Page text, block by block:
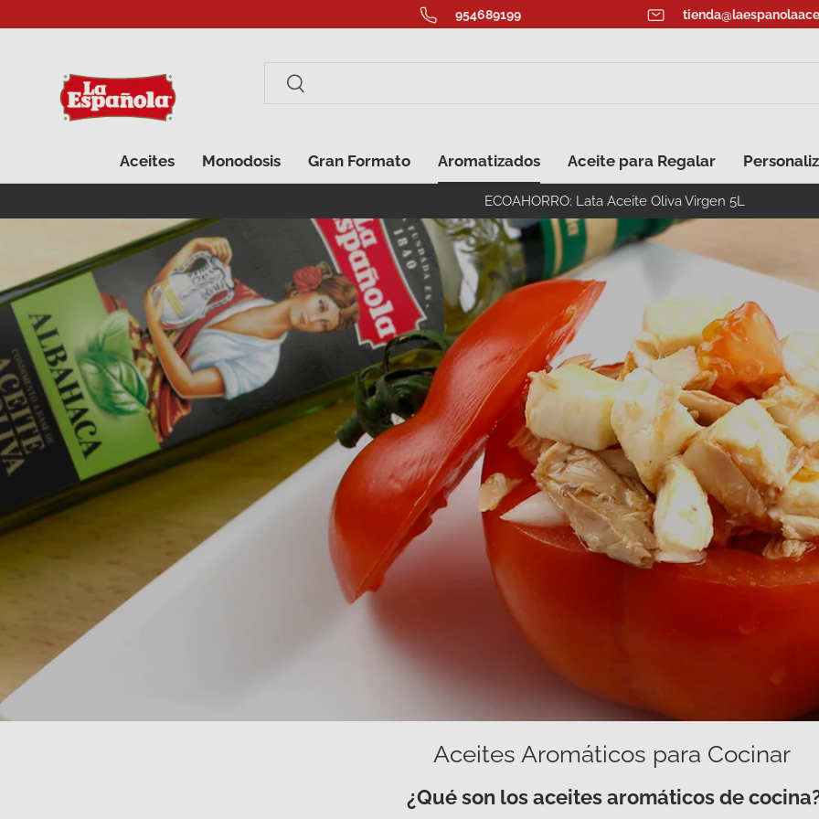
Ir al contenido
954689199
Buscar
Buscar
Aceites Monodosis Gran Formato Aromatizados Aceite para Regalar
ECOAHORRO: Lata Aceite Oliva Virgen 5L
Aceites Aromáticos para Cocinar
¿Qué son los aceites aromáticos de